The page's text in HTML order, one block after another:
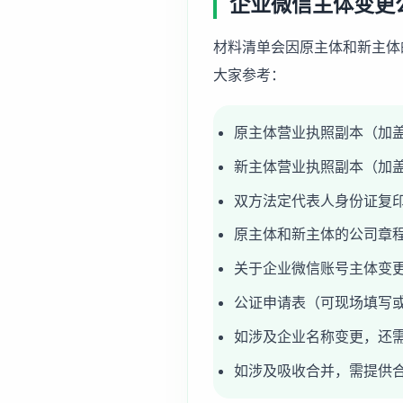
材料清单会因原主体和新主
大家参考：
原主体营业执照副本（加
新主体营业执照副本（加
双方法定代表人身份证复
原主体和新主体的公司章
关于企业微信账号主体变
公证申请表（可现场填写
如涉及企业名称变更，还
如涉及吸收合并，需提供